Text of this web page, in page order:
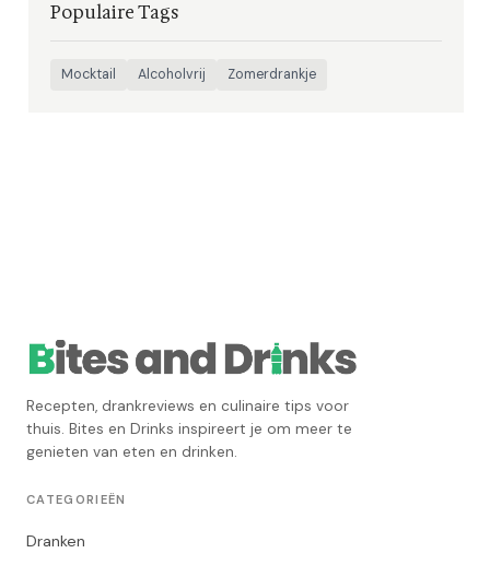
Populaire Tags
Mocktail Alcoholvrij Zomerdrankje
Recepten, drankreviews en culinaire tips voor
thuis. Bites en Drinks inspireert je om meer te
genieten van eten en drinken.
CATEGORIEËN
Dranken